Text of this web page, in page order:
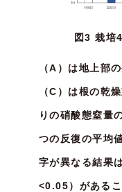
図3 栽培
（A）は地上部
（C）は根の乾
りの硝酸態窒量
つの反復の平均
字が異なる結果
<0.05）がある